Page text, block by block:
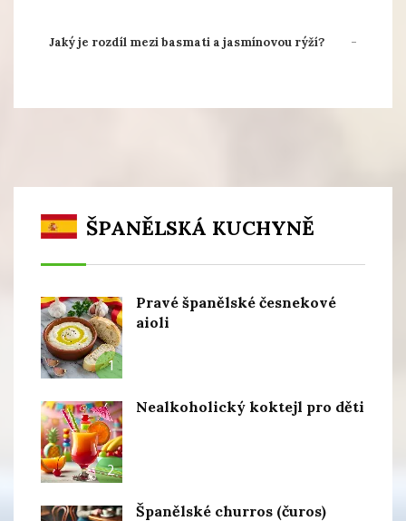
Jaký je rozdíl mezi basmati a jasmínovou rýží?
ŠPANĚLSKÁ KUCHYNĚ
1
Pravé španělské česnekové
aioli
2
Nealkoholický koktejl pro děti
Španělské churros (čuros)